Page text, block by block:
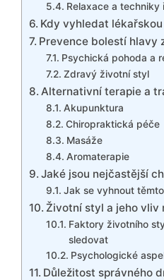
Relaxace a techniky
Kdy vyhledat
Prevence bolestí hlavy
Psychická pohoda a
Zdravý životní styl
Alternativní terapie a
Akupunktura
Chiropraktická péče
Masáže
Aromaterapie
Jaké jsou nejčastější
Jak se vyhnout
Životní styl a jeho vliv
Faktory životního
sledovat
Psychologické
Důležitost správného